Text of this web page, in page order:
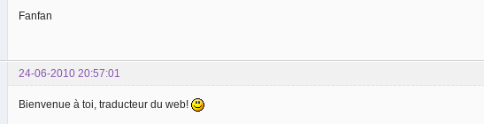
Fanfan
24-06-2010 20:57:01
Bienvenue à toi, traducteur du web!